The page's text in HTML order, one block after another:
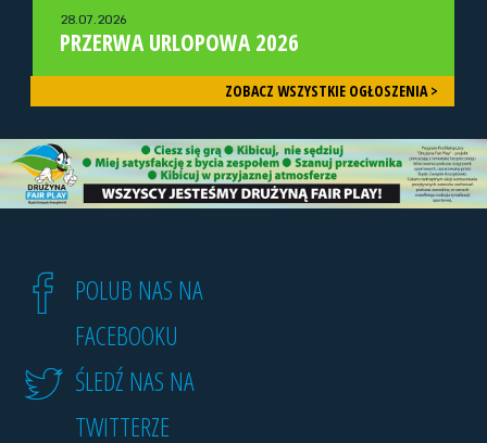
28.07.2026
PRZERWA URLOPOWA 2026
ZOBACZ WSZYSTKIE OGŁOSZENIA >
POLUB NAS NA
FACEBOOKU
ŚLEDŹ NAS NA
TWITTERZE